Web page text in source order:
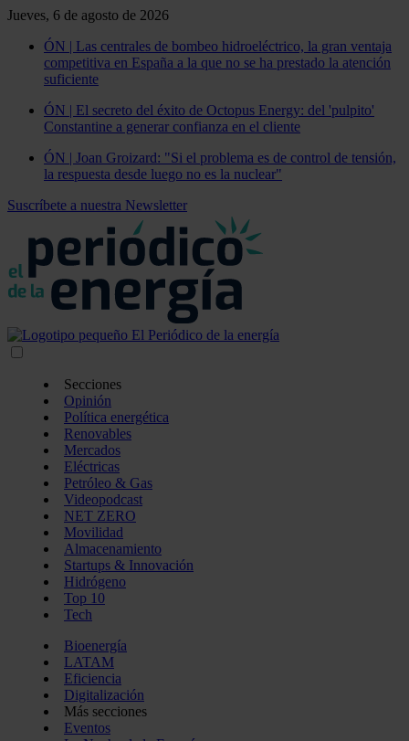
Jueves, 6 de agosto de 2026
ÓN | Las centrales de bombeo hidroeléctrico, la gran ventaja
competitiva en España a la que no se ha prestado la atención
suficiente
ÓN | El secreto del éxito de Octopus Energy: del 'pulpito'
Constantine a generar confianza en el cliente
ÓN | Joan Groizard: "Si el problema es de control de tensión,
la respuesta desde luego no es la nuclear"
Suscríbete a nuestra Newsletter
Secciones
Opinión
Política energética
Renovables
Mercados
Eléctricas
Petróleo & Gas
Videopodcast
NET ZERO
Movilidad
Almacenamiento
Startups & Innovación
Hidrógeno
Top 10
Tech
Bioenergía
LATAM
Eficiencia
Digitalización
Más secciones
Eventos